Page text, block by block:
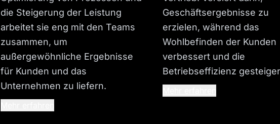
die Steigerung der Leistung
arbeitet sie eng mit den Teams
zusammen, um
außergewöhnliche Ergebnisse
für Kunden und das
Unternehmen zu liefern.
Geschäftsergebnisse zu
erzielen, während das
Wohlbefinden der Kunden
verbessert und die
Betriebseffizienz